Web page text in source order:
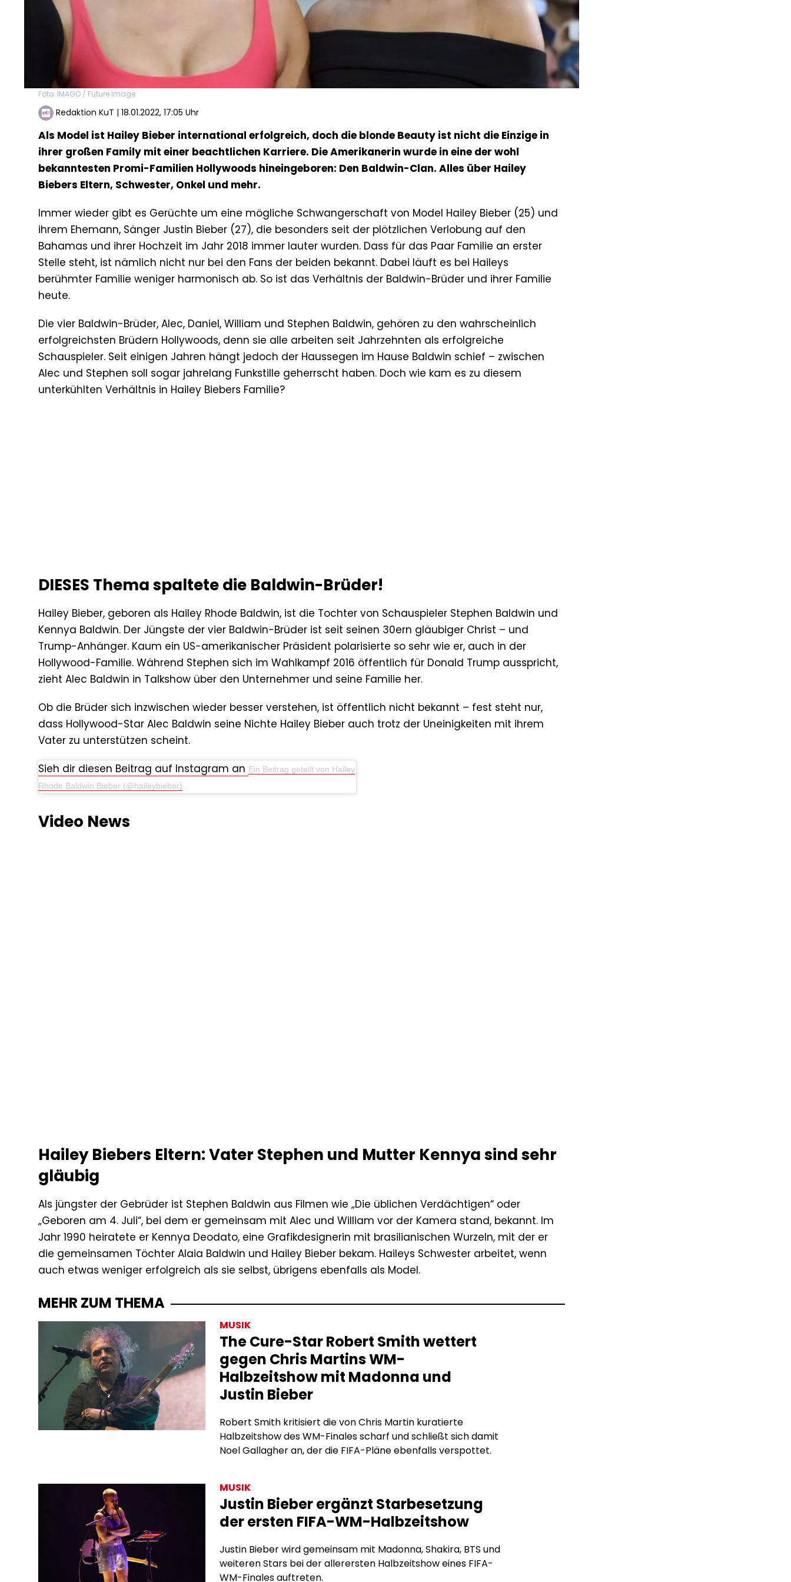
Foto: IMAGO / Future Image
Redaktion KuT | 18.01.2022, 17:05 Uhr
Als Model ist Hailey Bieber international erfolgreich, doch die blonde Beauty ist nicht die Einzige in
ihrer großen Family mit einer beachtlichen Karriere. Die Amerikanerin wurde in eine der wohl
bekanntesten Promi-Familien Hollywoods hineingeboren: Den Baldwin-Clan. Alles über Hailey
Biebers Eltern, Schwester, Onkel und mehr.
Immer wieder gibt es Gerüchte um eine mögliche Schwangerschaft von Model Hailey Bieber (25) und
ihrem Ehemann, Sänger Justin Bieber (27), die besonders seit der plötzlichen Verlobung auf den
Bahamas und ihrer Hochzeit im Jahr 2018 immer lauter wurden. Dass für das Paar Familie an erster
Stelle steht, ist nämlich nicht nur bei den Fans der beiden bekannt. Dabei läuft es bei Haileys
berühmter Familie weniger harmonisch ab. So ist das Verhältnis der Baldwin-Brüder und ihrer Familie
heute.
Die vier Baldwin-Brüder, Alec, Daniel, William und Stephen Baldwin, gehören zu den wahrscheinlich
erfolgreichsten Brüdern Hollywoods, denn sie alle arbeiten seit Jahrzehnten als erfolgreiche
Schauspieler. Seit einigen Jahren hängt jedoch der Haussegen im Hause Baldwin schief – zwischen
Alec und Stephen soll sogar jahrelang Funkstille geherrscht haben. Doch wie kam es zu diesem
unterkühlten Verhältnis in Hailey Biebers Familie?
DIESES Thema spaltete die Baldwin-Brüder!
Hailey Bieber, geboren als Hailey Rhode Baldwin, ist die Tochter von Schauspieler Stephen Baldwin und
Kennya Baldwin. Der Jüngste der vier Baldwin-Brüder ist seit seinen 30ern gläubiger Christ – und
Trump-Anhänger. Kaum ein US-amerikanischer Präsident polarisierte so sehr wie er, auch in der
Hollywood-Familie. Während Stephen sich im Wahlkampf 2016 öffentlich für Donald Trump ausspricht,
zieht Alec Baldwin in Talkshow über den Unternehmer und seine Familie her.
Ob die Brüder sich inzwischen wieder besser verstehen, ist öffentlich nicht bekannt – fest steht nur,
dass Hollywood-Star Alec Baldwin seine Nichte Hailey Bieber auch trotz der Uneinigkeiten mit ihrem
Vater zu unterstützen scheint.
Sieh dir diesen Beitrag auf Instagram an Ein Beitrag geteilt von Hailey
Rhode Baldwin Bieber (@haileybieber)
Video News
Hailey Biebers Eltern: Vater Stephen und Mutter Kennya sind sehr
gläubig
Als jüngster der Gebrüder ist Stephen Baldwin aus Filmen wie „Die üblichen Verdächtigen“ oder
„Geboren am 4. Juli“, bei dem er gemeinsam mit Alec und William vor der Kamera stand, bekannt. Im
Jahr 1990 heiratete er Kennya Deodato, eine Grafikdesignerin mit brasilianischen Wurzeln, mit der er
die gemeinsamen Töchter Alaia Baldwin und Hailey Bieber bekam. Haileys Schwester arbeitet, wenn
auch etwas weniger erfolgreich als sie selbst, übrigens ebenfalls als Model.
MEHR ZUM THEMA
MUSIK
The Cure-Star Robert Smith wettert
gegen Chris Martins WM-
Halbzeitshow mit Madonna und
Justin Bieber
Robert Smith kritisiert die von Chris Martin kuratierte
Halbzeitshow des WM-Finales scharf und schließt sich damit
Noel Gallagher an, der die FIFA-Pläne ebenfalls verspottet.
MUSIK
Justin Bieber ergänzt Starbesetzung
der ersten FIFA-WM-Halbzeitshow
Justin Bieber wird gemeinsam mit Madonna, Shakira, BTS und
weiteren Stars bei der allerersten Halbzeitshow eines FIFA-
WM-Finales auftreten.